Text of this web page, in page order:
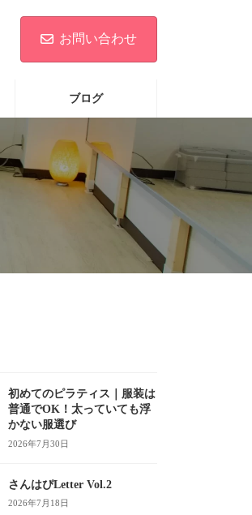
お問い合わせ
ブログ
初めてのピラティス｜服装は
普通でOK！太っていても浮
かない服選び
2026年7月30日
さんはぴLetter Vol.2
2026年7月18日